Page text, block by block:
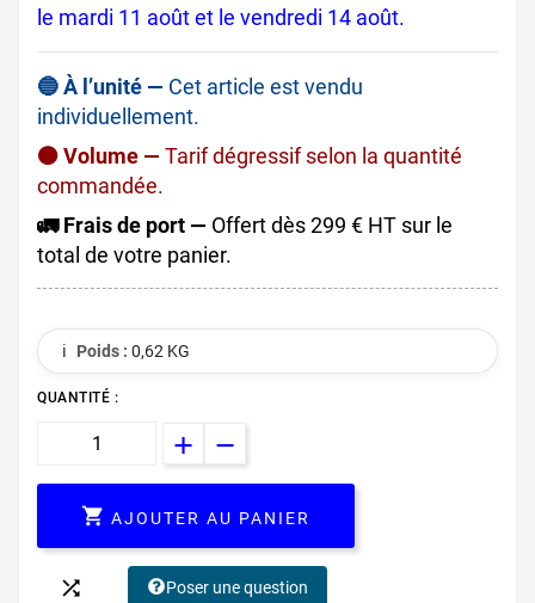
le mardi 11 août et le vendredi 14 août.
🔵 À l’unité — Cet article est vendu
individuellement.
🟠 Volume —Tarif dégressif selon la quantité
commandée.
🚛 Frais de port — Offert dès 299 € HT sur le
total de votre panier.
ℹ️ Poids : 0,62 KG
QUANTITÉ :
 AJOUTER AU PANIER
 Poser une question